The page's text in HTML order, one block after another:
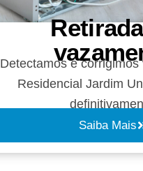
Detectamos e
Residencial Jardim
Saiba Mais